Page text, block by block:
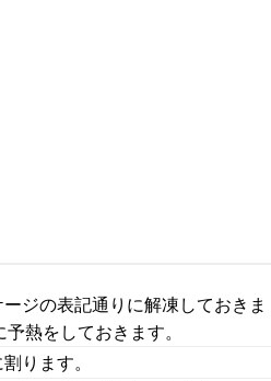
ジの表記通りに解凍しておきま
熱をしておきます。
ります。